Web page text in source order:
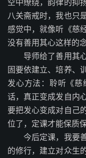
八关斋戒时，我也只
感觉中，就像听《慈
没有善用其心这样的
导师给了善用其心
固要依建立、培养、
发心方法：聆听《
话，真正变成发自内
要把发心变成对自己
位了，定课才能保质保
今后定课，我要善
的修行，建立对众生